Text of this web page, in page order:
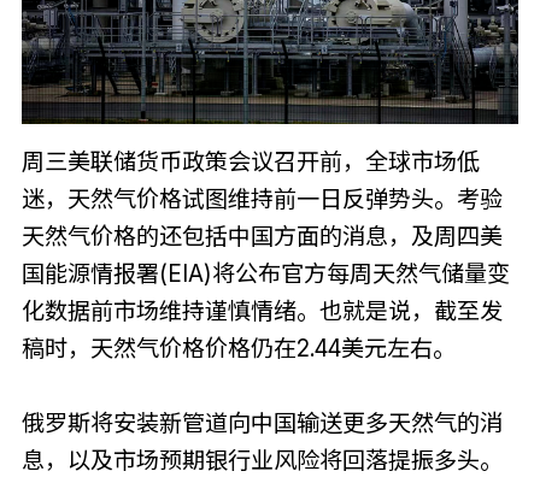
周三美联储货币政策会议召开前，全球市场低
迷，天然气价格试图维持前一日反弹势头。考验
天然气价格的还包括中国方面的消息，及周四美
国能源情报署(EIA)将公布官方每周天然气储量变
化数据前市场维持谨慎情绪。也就是说，截至发
稿时，天然气价格价格仍在2.44美元左右。
俄罗斯将安装新管道向中国输送更多天然气的消
息，以及市场预期银行业风险将回落提振多头。